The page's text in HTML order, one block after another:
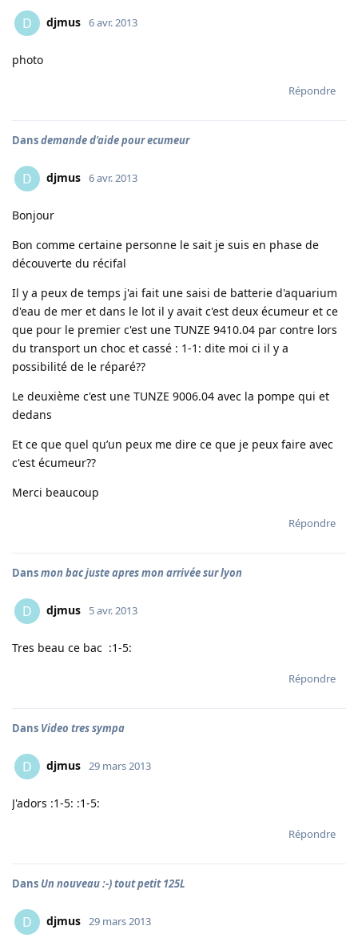
D djmus 6 avr. 2013
photo
Répondre
Dansdemande d'aide pour ecumeur
D djmus 6 avr. 2013
Bonjour
Bon comme certaine personne le sait je suis en phase de
découverte du récifal
Il y a peux de temps j'ai fait une saisi de batterie d'aquarium
d'eau de mer et dans le lot il y avait c'est deux écumeur et ce
que pour le premier c'est une TUNZE 9410.04 par contre lors
du transport un choc et cassé : 1-1: dite moi ci il y a
possibilité de le réparé??
Le deuxième c'est une TUNZE 9006.04 avec la pompe qui et
dedans
Et ce que quel qu’un peux me dire ce que je peux faire avec
c'est écumeur??
Merci beaucoup
Répondre
Dansmon bac juste apres mon arrivée sur lyon
D djmus 5 avr. 2013
Tres beau ce bac :1-5:
Répondre
Dans Video tres sympa
D djmus 29 mars 2013
J'adors :1-5: :1-5:
Répondre
Dans Un nouveau :-) tout petit 125L
D djmus 29 mars 2013